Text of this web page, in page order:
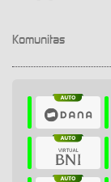
Komunitas